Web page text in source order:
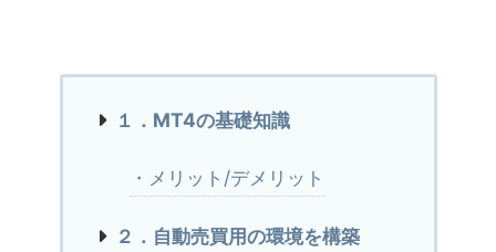
１．MT4の基礎知識
・メリット/デメリット
２．自動売買用の環境を構築